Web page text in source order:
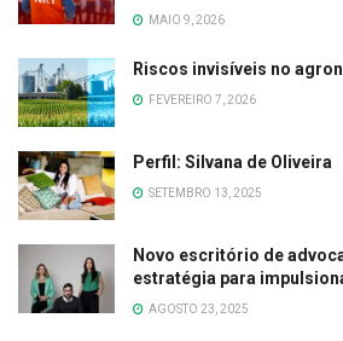
MAIO 9, 2026
Riscos invisíveis no
FEVEREIRO 7, 2026
Perfil: Silvana de Oliveira
SETEMBRO 13, 2025
Novo escritório de
estratégia para
AGOSTO 23, 2025